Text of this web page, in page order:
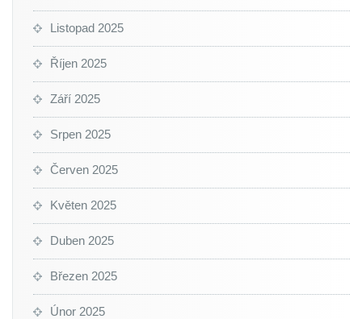
Listopad 2025
Říjen 2025
Září 2025
Srpen 2025
Červen 2025
Květen 2025
Duben 2025
Březen 2025
Únor 2025